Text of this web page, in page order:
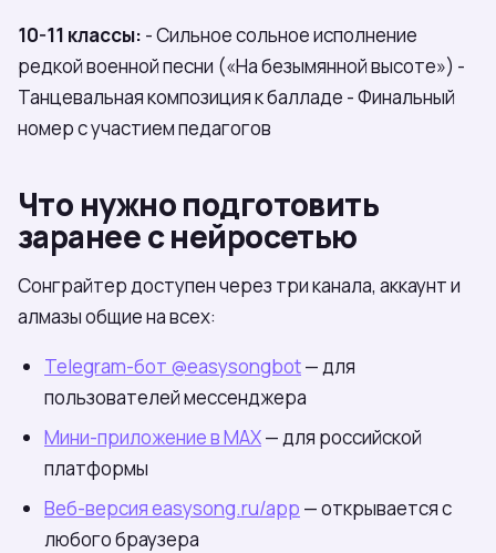
10-11 классы: - Сильное сольное исполнение
редкой военной песни («На безымянной высоте») -
Танцевальная композиция к балладе - Финальный
номер с участием педагогов
Что нужно подготовить
заранее с нейросетью
Сонграйтер доступен через три канала, аккаунт и
алмазы общие на всех:
Telegram-бот @easysongbot— для
пользователей мессенджера
Мини-приложение в МАХ— для российской
платформы
Веб-версия easysong.ru/app — открывается с
любого браузера